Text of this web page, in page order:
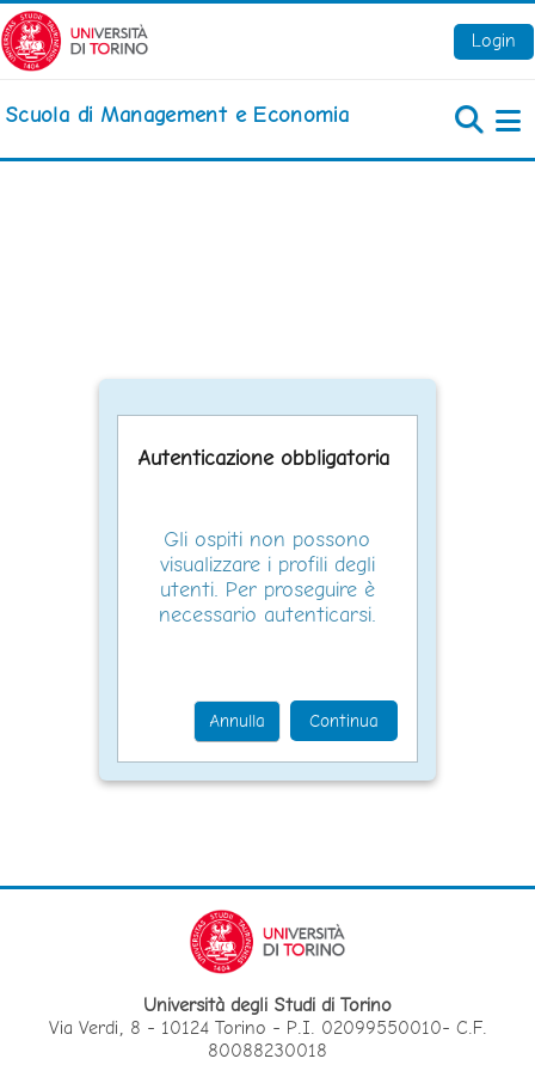
Vai al contenuto principale
Login
Scuola di Management e Economia
Autenticazione obbligatoria
Gli ospiti non possono
visualizzare i profili degli
utenti. Per proseguire è
necessario autenticarsi.
Annulla Continua
Università degli Studi di Torino
Via Verdi, 8 - 10124 Torino - P.I. 02099550010- C.F.
80088230018